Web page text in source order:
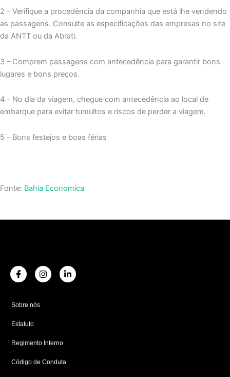
2 – Verifique a procedência da companhia que está lhe vendendo
as passagens. Consulte as especificações das empresas no site
da ANTT ou da Abrati.
3 – Comprem passagens com antecedência para garantir bons
lugares e bons preços.
4 – No dia da viagem, chegue com antecedência ao local de
embarque para evitar tumultos e riscos de perder a viagem.
5 – Bons festejos e boas férias
Fonte: Bahia Economica
F
a
b
o
k
f
I
n
L
i
Sobre nós
Estatuto
Regimento Interno
Código de Conduta